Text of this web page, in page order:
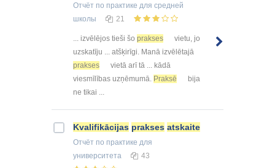
Отчёт по практике для средней
школы
21
... izvēlējos tieši šo prakses
vietu, jo
uzskatīju ... atšķirīgi. Manā izvēlētajā
prakses
vietā arī tā ... kādā
viesmīlības uzņēmumā. Praksē
bija
ne tikai ...
Kvalifikācijas prakses atskaite
Отчёт по практике для
университета
43